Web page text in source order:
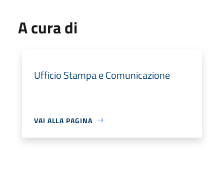
A cura di
Ufficio Stampa e Comunicazione
VAI ALLA PAGINA